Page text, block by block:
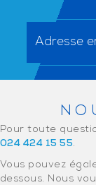
Pour toute
024 424 15 55.
Vous pouvez
dessous. Nous